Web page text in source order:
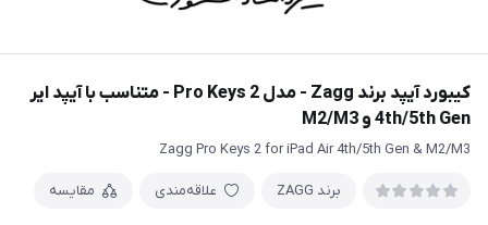
کیبورد آیپد برند Zagg - مدل Pro Keys 2 - متناسب با آیپد ایر
4th/5th Gen و M2/M3
Zagg Pro Keys 2 for iPad Air 4th/5th Gen & M2/M3
برند ZAGG علاقه‌مندی مقایسه